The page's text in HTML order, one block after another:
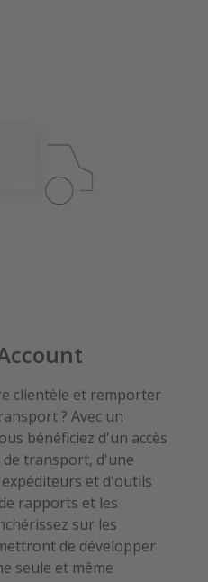
clientèle et remporter
? Avec un
bénéficiez d'un accès
transport, d'une
et d'outils
rapports et les
sur les
de développer
seule et même